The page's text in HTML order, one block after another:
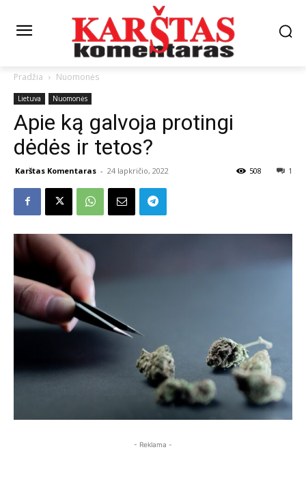
Pradžia Nuomonės
Lietuva Nuomonės
Apie ką galvoja protingi
dėdės ir tetos?
Karštas Komentaras - 24 lapkričio, 2022 1
508
- Reklama -